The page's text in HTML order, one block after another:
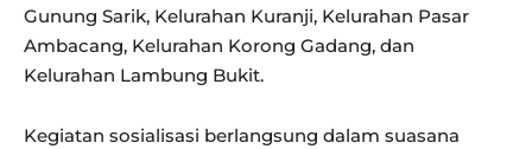
Gunung Sarik, Kelurahan Kuranji, Kelurahan Pasar
Ambacang, Kelurahan Korong Gadang, dan
Kelurahan Lambung Bukit.
Kegiatan sosialisasi berlangsung dalam suasana